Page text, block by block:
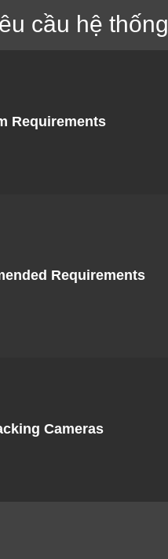
cầu hệ thống
Requirements
Requirements
Cameras